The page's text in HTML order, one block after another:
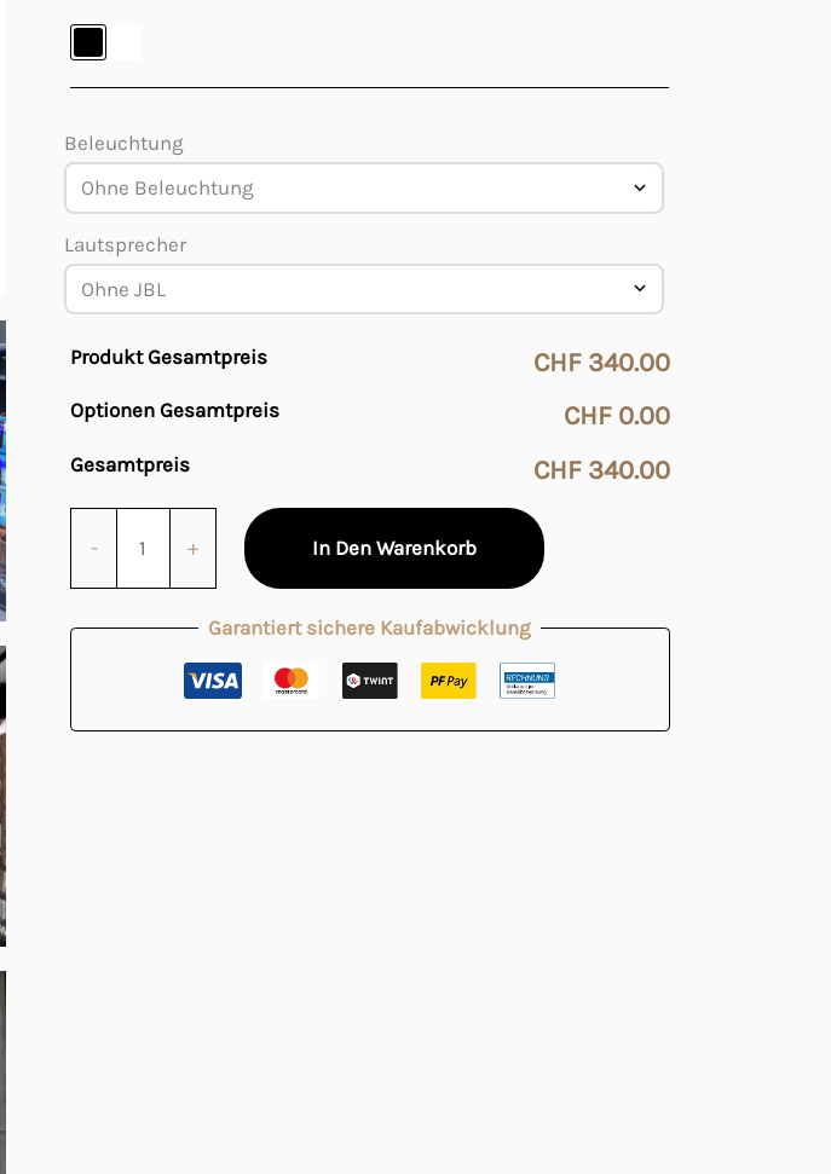
Beleuchtung
Lautsprecher
Produkt Gesamtpreis CHF 340.00
Optionen Gesamtpreis CHF 0.00
Gesamtpreis CHF 340.00
- + In Den Warenkorb
Garantiert sichere Kaufabwicklung